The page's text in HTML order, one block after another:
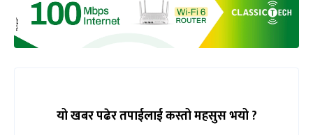
यो खबर पढेर तपाईलाई कस्तो महसुस भयो ?